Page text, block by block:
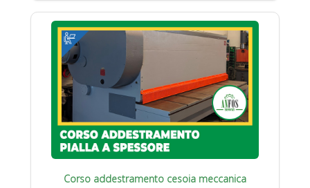
Corso addestramento cesoia meccanica